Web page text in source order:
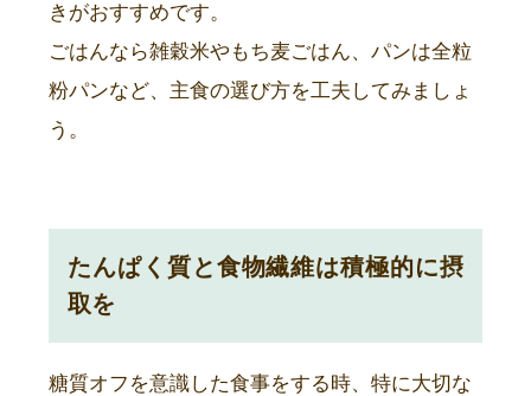
きがおすすめです。
ごはんなら雑穀米やもち麦ごはん、パンは全粒
粉パンなど、主食の選び方を工夫してみましょ
う。
たんぱく質と食物繊維は積極的に摂
取を
糖質オフを意識した食事をする時、特に大切な